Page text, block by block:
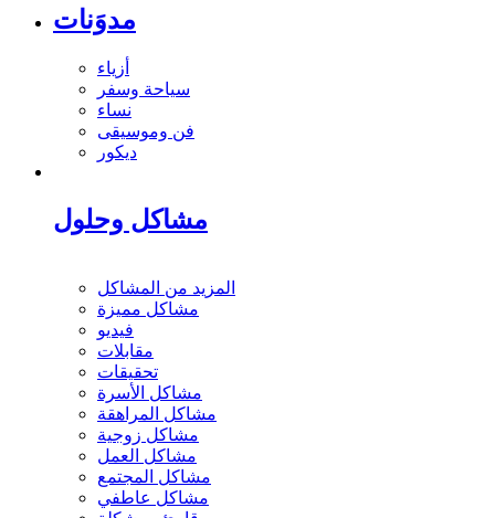
مدوَنات
أزياء
سياحة وسفر
نساء
فن وموسيقى
ديكور
مشاكل وحلول
المزيد من المشاكل
مشاكل مميزة
فيديو
مقابلات
تحقيقات
مشاكل الأسرة
مشاكل المراهقة
مشاكل زوجية
مشاكل العمل
مشاكل المجتمع
مشاكل عاطفي